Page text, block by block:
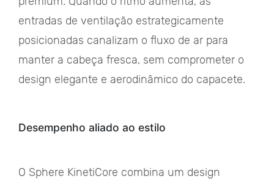
entradas de ventilação estrategicamente
posicionadas canalizam o fluxo de ar para
manter a cabeça fresca, sem comprometer o
design elegante e aerodinâmico do capacete.
Desempenho aliado ao estilo
O Sphere KinetiCore combina um design